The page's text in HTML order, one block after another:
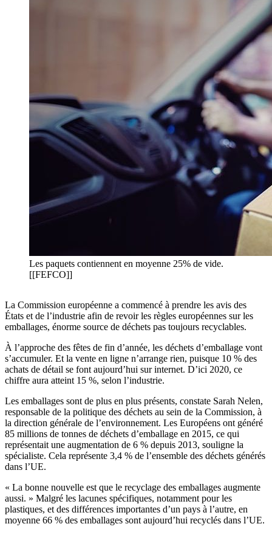
Les paquets contiennent en moyenne 25% de vide.
[[FEFCO]]
La Commission européenne a commencé à prendre les avis des
États et de l’industrie afin de revoir les règles européennes sur les
emballages, énorme source de déchets pas toujours recyclables.
À l’approche des fêtes de fin d’année, les déchets d’emballage vont
s’accumuler. Et la vente en ligne n’arrange rien, puisque 10 % des
achats de détail se font aujourd’hui sur internet. D’ici 2020, ce
chiffre aura atteint 15 %, selon l’industrie.
Les emballages sont de plus en plus présents, constate Sarah Nelen,
responsable de la politique des déchets au sein de la Commission, à
la direction générale de l’environnement. Les Européens ont généré
85 millions de tonnes de déchets d’emballage en 2015, ce qui
représentait une augmentation de 6 % depuis 2013, souligne la
spécialiste. Cela représente 3,4 % de l’ensemble des déchets générés
dans l’UE.
« La bonne nouvelle est que le recyclage des emballages augmente
aussi. » Malgré les lacunes spécifiques, notamment pour les
plastiques, et des différences importantes d’un pays à l’autre, en
moyenne 66 % des emballages sont aujourd’hui recyclés dans l’UE.